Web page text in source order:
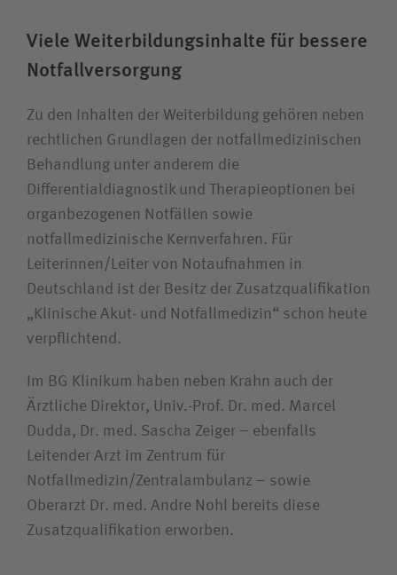
Viele Weiterbildungsinhalte für bessere
Notfallversorgung
Zu den Inhalten der Weiterbildung gehören neben
rechtlichen Grundlagen der notfallmedizinischen
Behandlung unter anderem die
Differentialdiagnostik und Therapieoptionen bei
organbezogenen Notfällen sowie
notfallmedizinische Kernverfahren. Für
Leiterinnen/Leiter von Notaufnahmen in
Deutschland ist der Besitz der Zusatzqualifikation
„Klinische Akut- und Notfallmedizin“ schon heute
verpflichtend.
Im BG Klinikum haben neben Krahn auch der
Ärztliche Direktor, Univ.-Prof. Dr. med. Marcel
Dudda, Dr. med. Sascha Zeiger – ebenfalls
Leitender Arzt im Zentrum für
Notfallmedizin/Zentralambulanz – sowie
Oberarzt Dr. med. Andre Nohl bereits diese
Zusatzqualifikation erworben.